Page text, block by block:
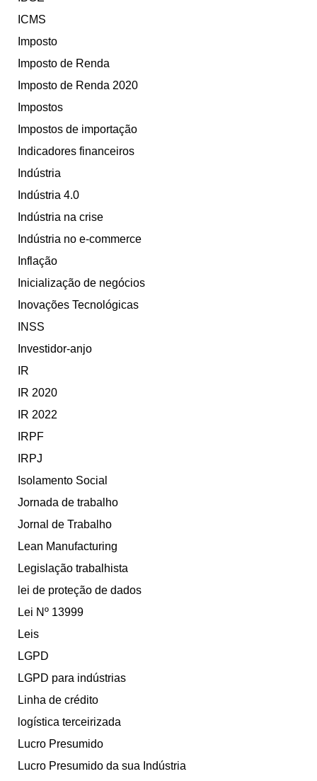
ICMS
Imposto
Imposto de Renda
Imposto de Renda 2020
Impostos
Impostos de importação
Indicadores financeiros
Indústria
Indústria 4.0
Indústria na crise
Indústria no e-commerce
Inflação
Inicialização de negócios
Inovações Tecnológicas
INSS
Investidor-anjo
IR
IR 2020
IR 2022
IRPF
IRPJ
Isolamento Social
Jornada de trabalho
Jornal de Trabalho
Lean Manufacturing
Legislação trabalhista
lei de proteção de dados
Lei Nº 13999
Leis
LGPD
LGPD para indústrias
Linha de crédito
logística terceirizada
Lucro Presumido
Lucro Presumido da sua Indústria